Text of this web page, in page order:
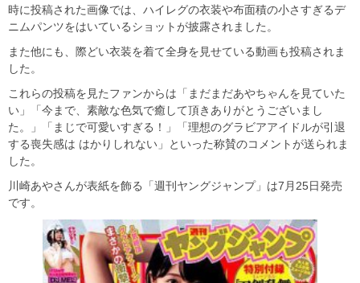
時に投稿された画像では、ハイレグの衣装や布面積の小さすぎるデ
ニムパンツをはいているショットが披露されました。
また他にも、際どい衣装を着て全身を見せている動画も投稿されま
した。
これらの投稿を見たファンからは「まだまだあやちゃんを見ていた
い」「今まで、素敵な色気で癒して頂きありがとうございまし
た。」「まじで可愛いすぎる！」「理想のグラビアアイドルが引退
する喪失感は はかりしれない」といった称賛のコメントが送られま
した。
川崎あやさんが表紙を飾る「週刊ヤングジャンプ」は7月25日発売
です。